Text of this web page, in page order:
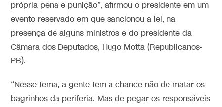
própria pena e punição”, afirmou o presidente em um
evento reservado em que sancionou a lei, na
presença de alguns ministros e do presidente da
Câmara dos Deputados, Hugo Motta (Republicanos-
PB).
“Nesse tema, a gente tem a chance não de matar os
bagrinhos da periferia. Mas de pegar os responsáveis